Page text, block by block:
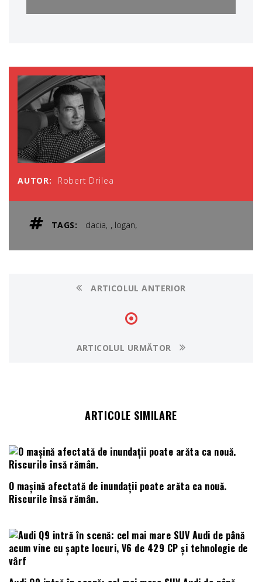
AUTOR: Robert Drilea
TAGS: dacia , logan,
ARTICOLUL ANTERIOR
ARTICOLUL URMĂTOR
ARTICOLE SIMILARE
O mașină afectată de inundații poate arăta ca nouă.
Riscurile însă rămân.